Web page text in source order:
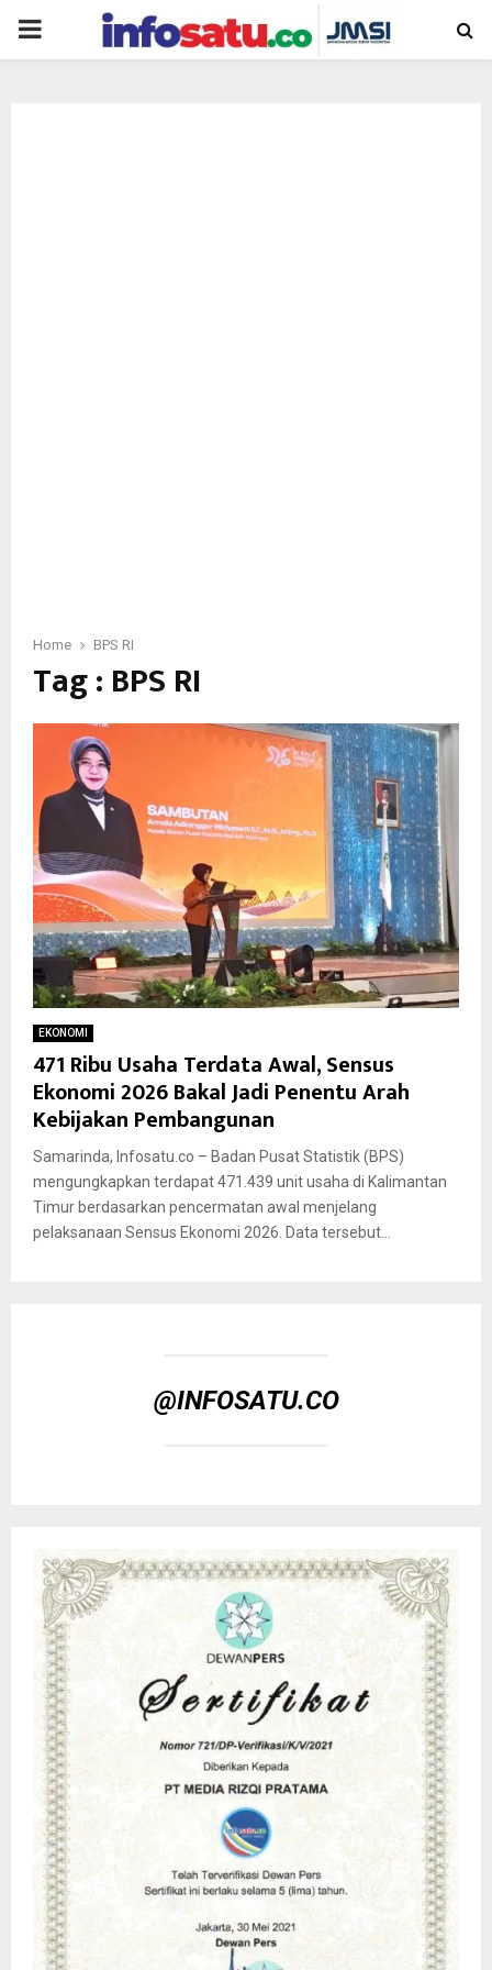
PRIMARY
Home BPS RI
Tag : BPS RI
EKONOMI
471 Ribu Usaha Terdata Awal, Sensus
Ekonomi 2026 Bakal Jadi Penentu Arah
Kebijakan Pembangunan
Samarinda, Infosatu.co – Badan Pusat Statistik (BPS)
mengungkapkan terdapat 471.439 unit usaha di Kalimantan
Timur berdasarkan pencermatan awal menjelang
pelaksanaan Sensus Ekonomi 2026. Data tersebut...
@INFOSATU.CO